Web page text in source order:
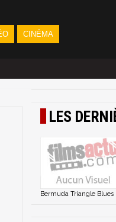
CINÉMA
LES
Bermuda Triangle Blues